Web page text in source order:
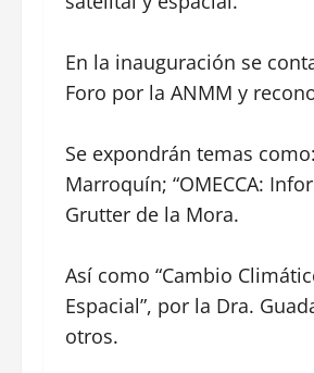
En la inauguración se
Foro por la ANMM y
Se expondrán temas
Marroquín; “OMECCA:
Grutter de la Mora.
Así como “Cambio
Espacial”, por la Dra.
otros.